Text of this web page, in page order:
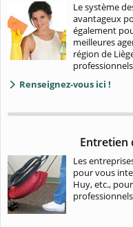
Le système
avantageux
également
meilleures
région de
Renseignez-vous ici !
Entretien
Les
pour vous
Huy, etc.,